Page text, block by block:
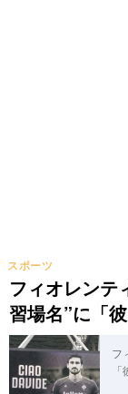
フィオレンテ
習場名”に「
スポーツ
フ